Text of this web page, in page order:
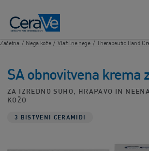
Search
Začetna / Nega kože / Vlažilne nege / Therapeutic Hand
SA obnovitvena krema
ZA IZREDNO SUHO, HRAPAVO IN
KOŽO
3 BISTVENI CERAMIDI